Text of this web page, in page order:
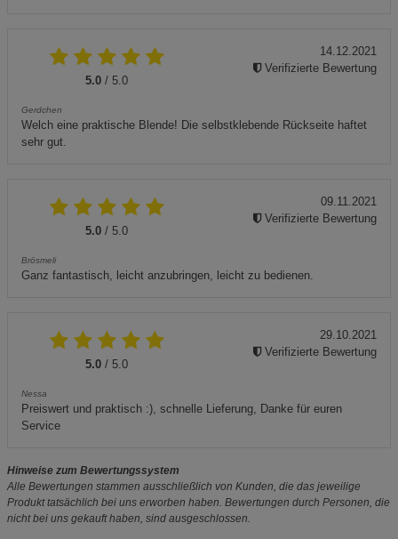
5.0 / 5.0
Gerdchen
Welch eine praktische Blende! Die selbstklebende Rückseite haftet
sehr gut.
14.12.2021
Verifizierte Bewertung
5.0 / 5.0
Brösmeli
Ganz fantastisch, leicht anzubringen, leicht zu bedienen.
09.11.2021
Verifizierte Bewertung
5.0 / 5.0
Nessa
Preiswert und praktisch :), schnelle Lieferung, Danke für euren
Service
29.10.2021
Verifizierte Bewertung
Hinweise zum Bewertungssystem
Alle Bewertungen stammen ausschließlich von Kunden, die das jeweilige
Produkt tatsächlich bei uns erworben haben. Bewertungen durch Personen, die
nicht bei uns gekauft haben, sind ausgeschlossen.